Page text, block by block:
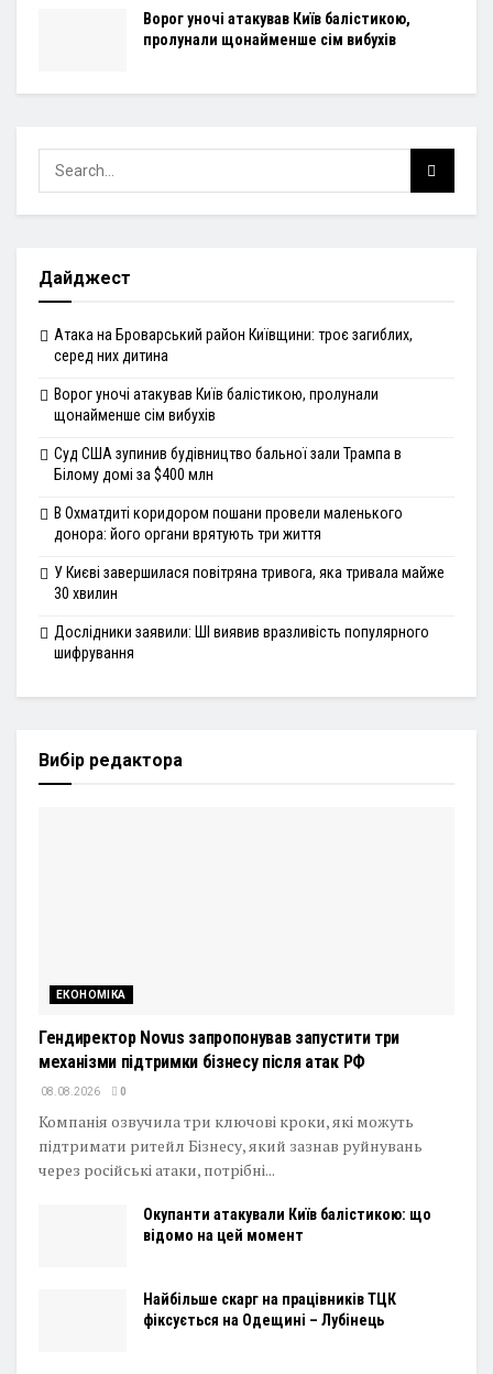
Ворог уночі атакував Київ балістикою,
пролунали щонайменше сім вибухів
Дайджест
Атака на Броварський район Київщини: троє загиблих,
серед них дитина
Ворог уночі атакував Київ балістикою, пролунали
щонайменше сім вибухів
Суд США зупинив будівництво бальної зали Трампа в
Білому домі за $400 млн
В Охматдиті коридором пошани провели маленького
донора: його органи врятують три життя
У Києві завершилася повітряна тривога, яка тривала майже
30 хвилин
Дослідники заявили: ШІ виявив вразливість популярного
шифрування
Вибір редактора
ЕКОНОМІКА
Гендиректор Novus запропонував запустити три
механізми підтримки бізнесу після атак РФ
08.08.2026 0
Компанія озвучила три ключові кроки, які можуть
підтримати ритейл Бізнесу, який зазнав руйнувань
через російські атаки, потрібні...
Окупанти атакували Київ балістикою: що
відомо на цей момент
Найбільше скарг на працівників ТЦК
фіксується на Одещині – Лубінець